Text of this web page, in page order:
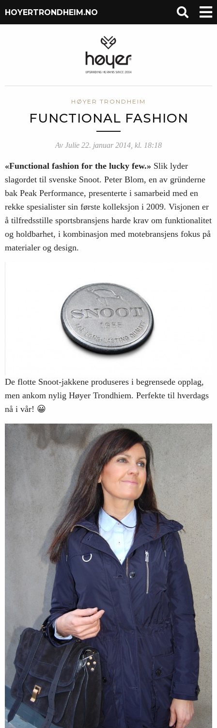
HOYERTRONDHEIM.NO
HØYER TRONDHEIM
FUNCTIONAL FASHION
Av Julie 22. januar 2014, kl. 18:18
«Functional fashion for the lucky few.» Slik lyder
slagordet til svenske Snoot. Peter Blom, en av gründerne
bak Peak Performance, presenterte i samarbeid med en
rekke spesialister sin første kolleksjon i 2009. Visjonen er
å tilfredsstille sportsbransjens harde krav om funktionalitet
og holdbarhet, i kombinasjon med motebransjens fokus på
materialer og design.
De flotte Snoot-jakkene produseres i begrensede opplag,
men ankom nylig Høyer Trondhiem. Perfekte til hverdags
nå i vår! 😀